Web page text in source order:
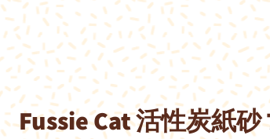
Fussie Cat 活性炭紙砂